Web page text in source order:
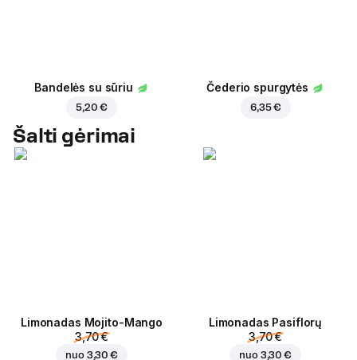
Bandelės su sūriu
5,20 €
Čederio spurgytės
6,35 €
Šalti gėrimai
Limonadas Mojito-Mango
3,70 €
nuo 3,30 €
Limonadas Pasiflorų
3,70 €
nuo 3,30 €